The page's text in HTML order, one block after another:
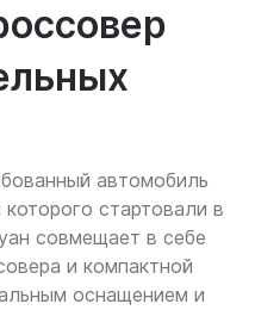
автомобиль
стартовали в
совмещает в себе
и компактной
оснащением и